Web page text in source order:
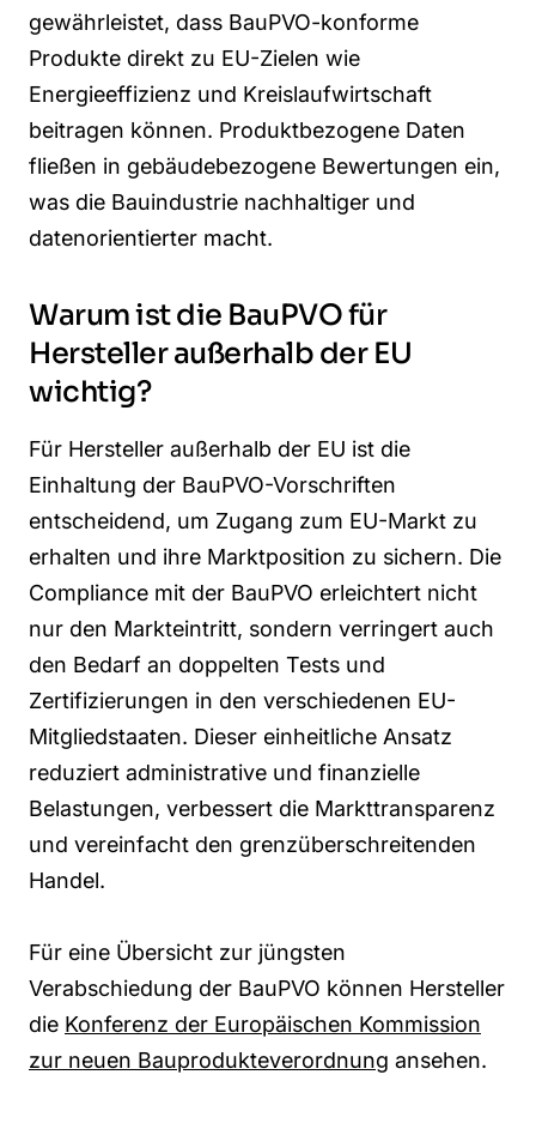
gewährleistet, dass BauPVO-konforme
Produkte direkt zu EU-Zielen wie
Energieeffizienz und Kreislaufwirtschaft
beitragen können. Produktbezogene Daten
fließen in gebäudebezogene Bewertungen ein,
was die Bauindustrie nachhaltiger und
datenorientierter macht.
Warum ist die BauPVO für
Hersteller außerhalb der EU
wichtig?
Für Hersteller außerhalb der EU ist die
Einhaltung der BauPVO-Vorschriften
entscheidend, um Zugang zum EU-Markt zu
erhalten und ihre Marktposition zu sichern. Die
Compliance mit der BauPVO erleichtert nicht
nur den Markteintritt, sondern verringert auch
den Bedarf an doppelten Tests und
Zertifizierungen in den verschiedenen EU-
Mitgliedstaaten. Dieser einheitliche Ansatz
reduziert administrative und finanzielle
Belastungen, verbessert die Markttransparenz
und vereinfacht den grenzüberschreitenden
Handel.
Für eine Übersicht zur jüngsten
Verabschiedung der BauPVO können Hersteller
die Konferenz der Europäischen Kommission
zur neuen Bauprodukteverordnung ansehen.